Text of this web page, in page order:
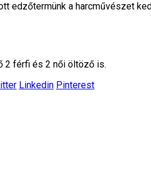
edzőtermünk a harcművészet
2 férfi és 2 női öltöző is.
Linkedin Pinterest